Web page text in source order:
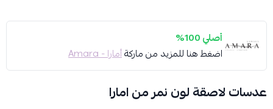
أصلي 100%
اضغط هنا للمزيد من ماركةأمارا - Amara
عدسات لاصقة لون نمر من امارا